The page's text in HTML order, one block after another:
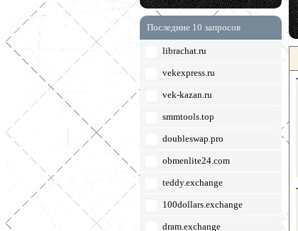
Последние 10 запросов
librachat.ru
vekexpress.ru
vek-kazan.ru
smmtools.top
doubleswap.pro
obmenlite24.com
teddy.exchange
100dollars.exchange
dram.exchange